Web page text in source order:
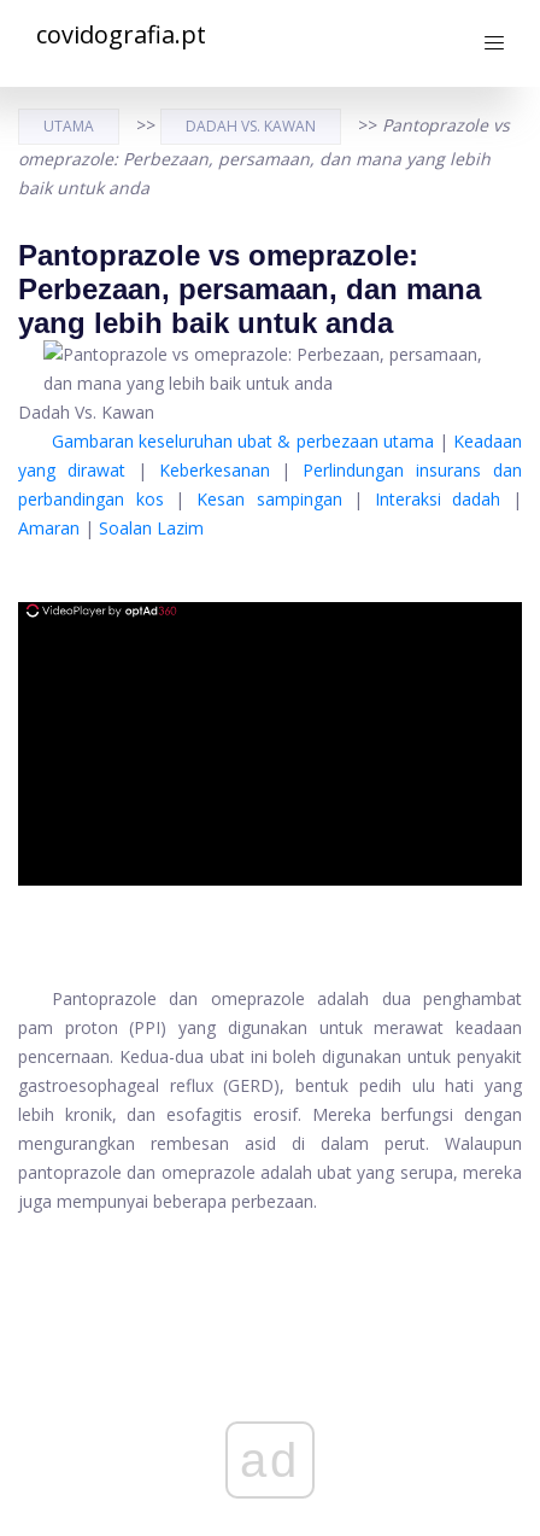
covidografia.pt
UTAMA >> DADAH VS. KAWAN >> Pantoprazole vs
omeprazole: Perbezaan, persamaan, dan mana yang lebih
baik untuk anda
Pantoprazole vs omeprazole:
Perbezaan, persamaan, dan mana
yang lebih baik untuk anda
Dadah Vs. Kawan
Gambaran keseluruhan ubat & perbezaan utama | Keadaan
yang dirawat| Keberkesanan | Perlindungan insurans dan
perbandingan kos | Kesan sampingan | Interaksi dadah |
Amaran | Soalan Lazim
Pantoprazole dan omeprazole adalah dua penghambat
pam proton (PPI) yang digunakan untuk merawat keadaan
pencernaan. Kedua-dua ubat ini boleh digunakan untuk penyakit
gastroesophageal reflux (GERD), bentuk pedih ulu hati yang
lebih kronik, dan esofagitis erosif. Mereka berfungsi dengan
mengurangkan rembesan asid di dalam perut. Walaupun
pantoprazole dan omeprazole adalah ubat yang serupa, mereka
juga mempunyai beberapa perbezaan.
ad